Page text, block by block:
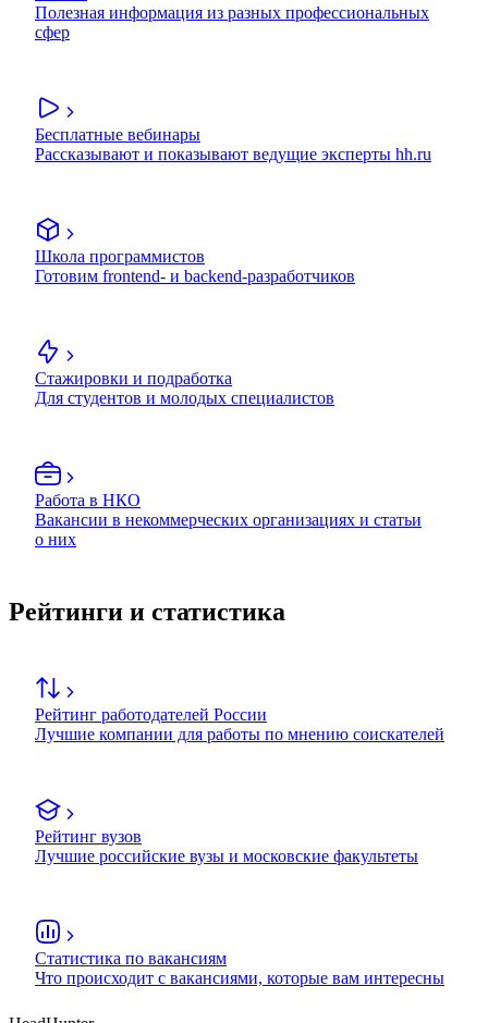
Полезная информация из разных профессиональных
сфер
Бесплатные вебинары
Рассказывают и показывают ведущие эксперты hh.ru
Школа программистов
Готовим frontend- и backend-разработчиков
Стажировки и подработка
Для студентов и молодых специалистов
Работа в НКО
Вакансии в некоммерческих организациях и статьи
о них
Рейтинги и статистика
Рейтинг работодателей России
Лучшие компании для работы по мнению соискателей
Рейтинг вузов
Лучшие российские вузы и московские факультеты
Статистика по вакансиям
Что происходит с вакансиями, которые вам интересны